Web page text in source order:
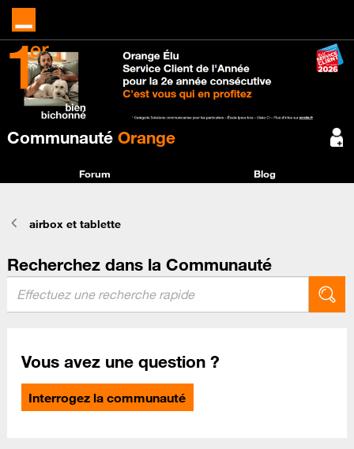
Communauté Orange
Forum Blog
airbox et tablette
Recherchez dans la Communauté
Vous avez une question ?
Interrogez la communauté